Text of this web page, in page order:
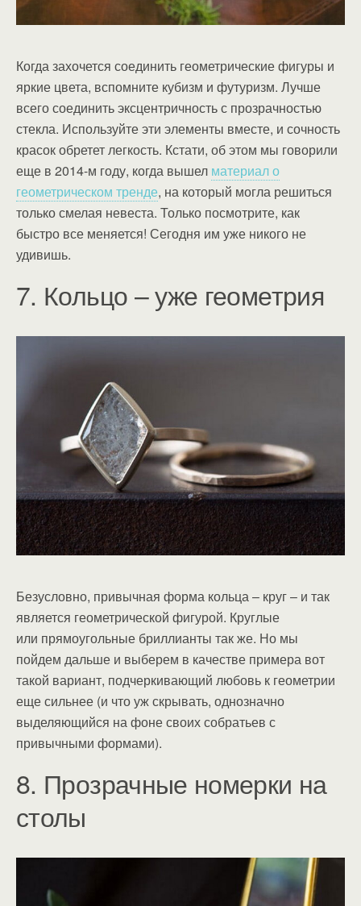
Когда захочется соединить геометрические фигуры и
яркие цвета, вспомните кубизм и футуризм. Лучше
всего соединить эксцентричность с прозрачностью
стекла. Используйте эти элементы вместе, и сочность
красок обретет легкость. Кстати, об этом мы говорили
еще в 2014-м году, когда вышел материал о
геометрическом тренде, на который могла решиться
только смелая невеста. Только посмотрите, как
быстро все меняется! Сегодня им уже никого не
удивишь.
7. Кольцо – уже геометрия
Безусловно, привычная форма кольца – круг – и так
является геометрической фигурой. Круглые
или прямоугольные бриллианты так же. Но мы
пойдем дальше и выберем в качестве примера вот
такой вариант, подчеркивающий любовь к геометрии
еще сильнее (и что уж скрывать, однозначно
выделяющийся на фоне своих собратьев с
привычными формами).
8. Прозрачные номерки на
столы